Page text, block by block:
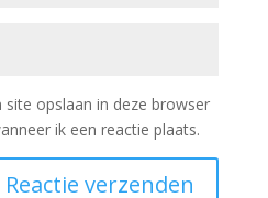
opslaan in deze browser
ik een reactie plaats.